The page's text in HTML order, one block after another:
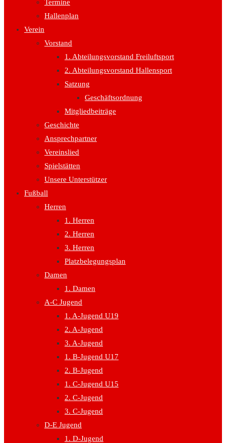
Termine
Hallenplan
Verein
Vorstand
1. Abteilungsvorstand Freiluftsport
2. Abteilungsvorstand Hallensport
Satzung
Geschäftsordnung
Mitgliedbeiträge
Geschichte
Ansprechpartner
Vereinslied
Spielstätten
Unsere Unterstützer
Fußball
Herren
1. Herren
2. Herren
3. Herren
Platzbelegungsplan
Damen
1. Damen
A-C Jugend
1. A-Jugend U19
2. A-Jugend
3. A-Jugend
1. B-Jugend U17
2. B-Jugend
1. C-Jugend U15
2. C-Jugend
3. C-Jugend
D-E Jugend
1. D-Jugend